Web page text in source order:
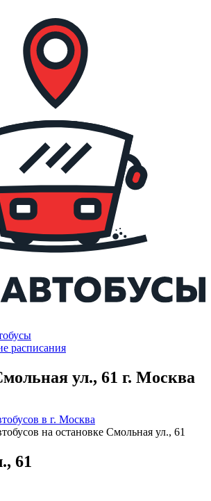
расписания
ул., 61 г. Москва
в г. Москва
на остановке Смольная ул., 61
61